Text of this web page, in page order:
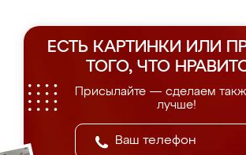
ЕСТЬ КАРТИНКИ ИЛИ
ТОГО, ЧТО
Присылайте — сделаем
лучше!